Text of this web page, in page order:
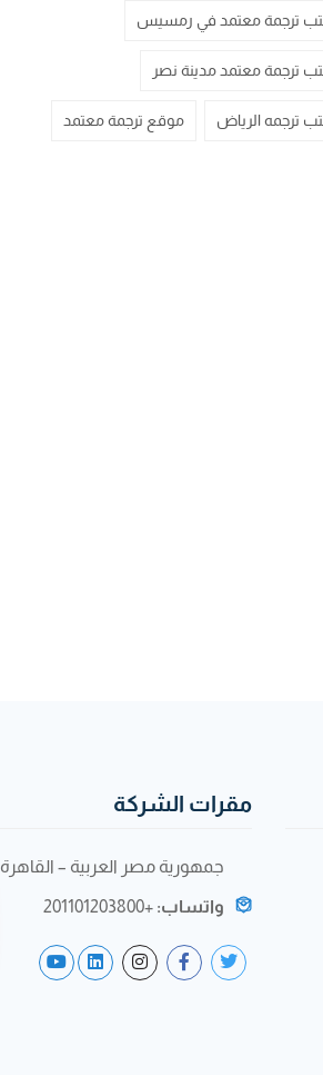
ترجمة معتمد في رمسيس
ترجمة معتمد مدينة نصر
ترجمه الرياض موقع ترجمة معتمد
مقرات الشركة
جمهورية مصر العربية – القاهرة
واتساب: +201101203800